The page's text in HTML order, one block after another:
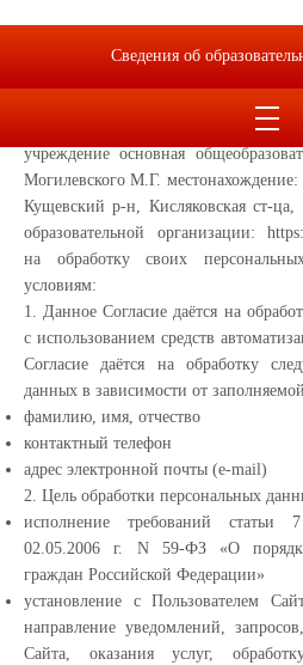
Согласие)
согласие муниципальное
учреждение основная
Могилевского М.Г.
Кущевский р-н, Кисляковская ст-
образовательной организации:
на обработку своих
условиям:
1. Данное Согласие даётся на
с использованием средств
Согласие даётся на обработку
данных в зависимости от
фамилию, имя, отчество
контактный телефон
адрес электронной почты (e-mail)
2. Цель обработки персональных
исполнение требований статьи
02.05.2006 г. N 59-ФЗ «О
граждан Российской Федерации»
установление с Пользователем
направление уведомлений,
Сайта, оказания услуг,
Сведения об